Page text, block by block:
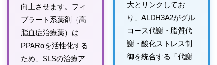
向上させます。フィ
ブラート系薬剤（高
脂血症治療薬）は
PPARαを活性化する
ため、SLSの治療ア
大とリンクしてお
り、ALDH3A2がグル
コース代謝・脂質代
謝・酸化ストレス制
御を統合する「代謝